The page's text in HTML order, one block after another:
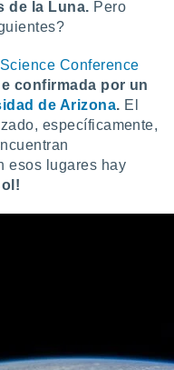
de la Luna. Pero
Conference
confirmada por un
de Arizona. El
específicamente,
esos lugares hay